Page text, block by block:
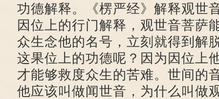
功德解释。《楞严经》解释观世
因位上的行门解释，观世音菩萨
众生念他的名号，立刻就得到解
这果位上的功德呢？因为因位上
才能够救度众生的苦难。世间的
他应该叫做闻世音，为什么叫做